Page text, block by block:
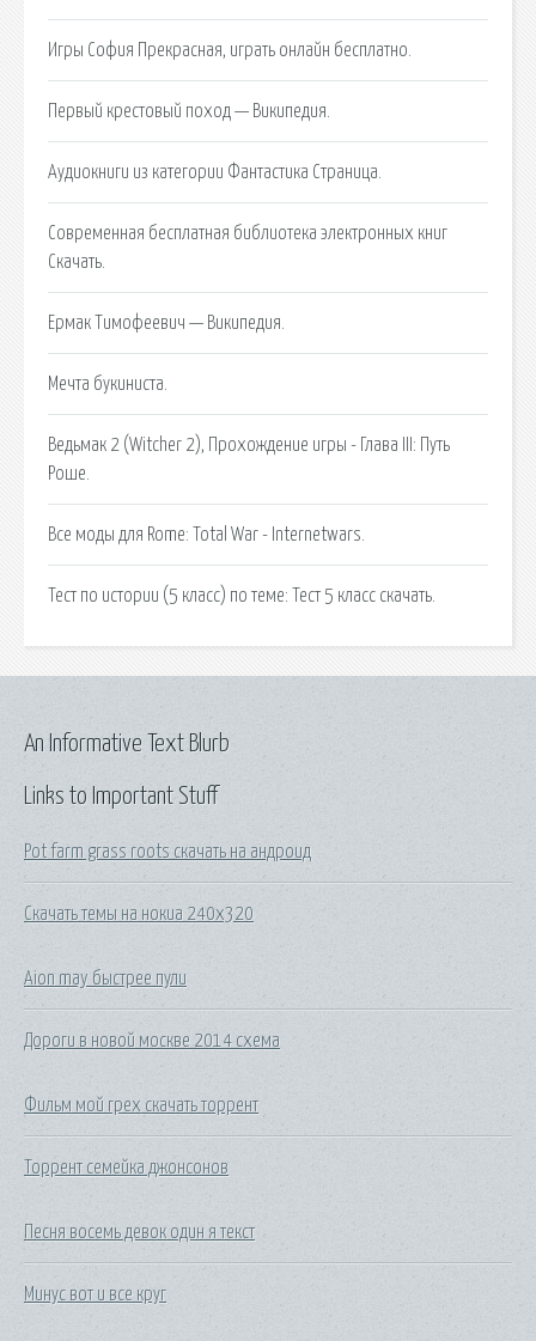
Игры София Прекрасная, играть онлайн бесплатно.
Первый крестовый поход — Википедия.
Аудиокниги из категории Фантастика Страница.
Современная бесплатная библиотека электронных книг
Скачать.
Ермак Тимофеевич — Википедия.
Мечта букиниста.
Ведьмак 2 (Witcher 2), Прохождение игры - Глава III: Путь
Роше.
Все моды для Rome: Total War - Internetwars.
Тест по истории (5 класс) по теме: Тест 5 класс скачать.
Links to Important Stuff
Pot farm grass roots скачать на андроид
Скачать темы на нокиа 240х320
Aion may быстрее пули
Дороги в новой москве 2014 схема
Фильм мой грех скачать торрент
Торрент семейка джонсонов
Песня восемь девок один я текст
Минус вот и все круг
An Informative Text Blurb